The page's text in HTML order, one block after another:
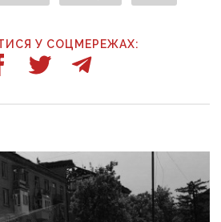
У СОЦМЕРЕЖАХ: